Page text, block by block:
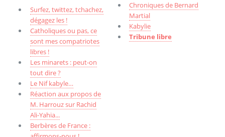
Surfez, twittez, tchachez,
dégagez les !
Catholiques ou pas, ce
sont mes compatriotes
libres !
Les minarets : peut-on
tout dire ?
Le Nif kabyle…
Réaction aux propos de
M. Harrouz sur Rachid
Ali-Yahia...
Berbères de France :
Chroniques de Bernard
Martial
Kabylie
Tribune libre